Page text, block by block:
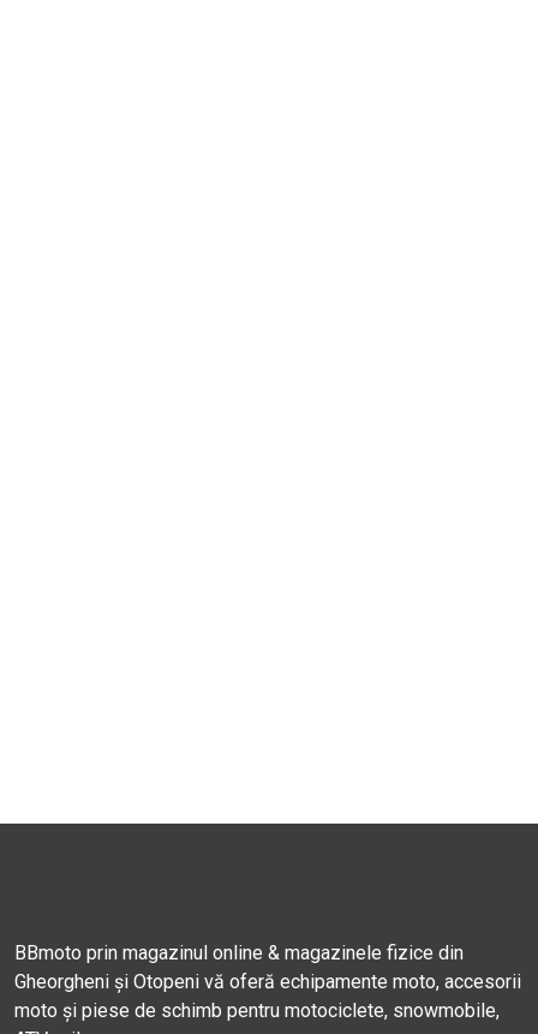
BBmoto prin magazinul online & magazinele fizice din
Gheorgheni și Otopeni vă oferă echipamente moto, accesorii
moto și piese de schimb pentru motociclete, snowmobile,